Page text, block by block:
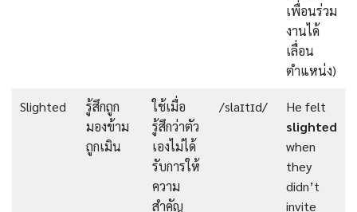
เพื่อนร่วม
งานได้
เลื่อน
ตำแหน่ง)
Slighted
รู้สึกถูก
มองข้าม
ถูกเมิน
ใช้เมื่อ
รู้สึกว่าตัว
เองไม่ได้
รับการให้
ความ
สำคัญ
/slaɪtɪd/
He felt
slighted
when
they
didn’t
invite